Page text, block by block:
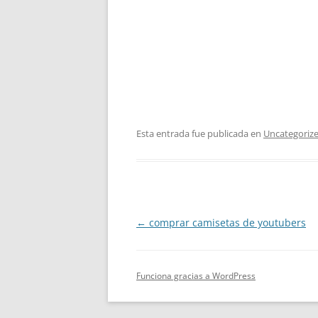
Esta entrada fue publicada en
Navegación
← comprar camisetas de youtubers
Funciona gracias a WordPress